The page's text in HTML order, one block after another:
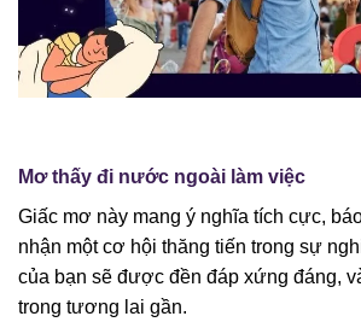
Mơ thấy đi nước ngoài làm việc
Giấc mơ này mang ý nghĩa tích cực,
nhận một cơ hội thăng tiến trong sự
của bạn sẽ được đền đáp xứng đáng,
trong tương lai gần.